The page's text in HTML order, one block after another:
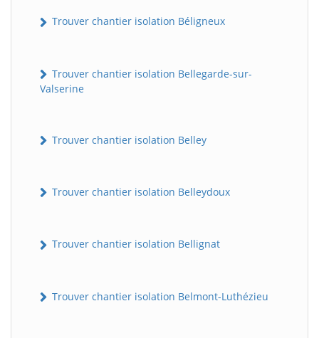
Trouver chantier isolation Béligneux
Trouver chantier isolation Bellegarde-sur-
Valserine
Trouver chantier isolation Belley
Trouver chantier isolation Belleydoux
Trouver chantier isolation Bellignat
Trouver chantier isolation Belmont-Luthézieu